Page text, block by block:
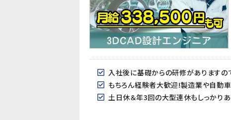
入社後に基礎からの研修がありますの
もちろん経験者大歓迎!製造業や自動
土日休＆年3回の大型連休もしっかり